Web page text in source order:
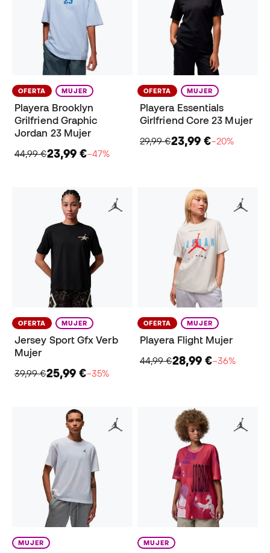
OFERTA MUJER
Playera Brooklyn
Grilfriend Graphic
Jordan 23 Mujer
44,99 €23,99 €−47%
OFERTA MUJER
Playera Essentials
Girlfriend Core 23 Mujer
29,99 €23,99 €−20%
OFERTA MUJER
Jersey Sport Gfx Verb
Mujer
39,99 €25,99 €−35%
OFERTA MUJER
Playera Flight Mujer
44,99 €28,99 €−36%
MUJER MUJER